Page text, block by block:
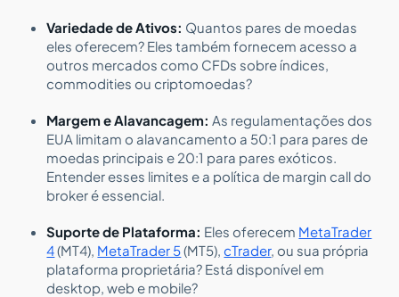
Variedade de Ativos: Quantos pares de moedas
eles oferecem? Eles também fornecem acesso a
outros mercados como CFDs sobre índices,
commodities ou criptomoedas?
Margem e Alavancagem: As regulamentações dos
EUA limitam o alavancamento a 50:1 para pares de
moedas principais e 20:1 para pares exóticos.
Entender esses limites e a política de margin call do
broker é essencial.
Suporte de Plataforma: Eles oferecem MetaTrader
4(MT4), MetaTrader 5(MT5),cTrader, ou sua própria
plataforma proprietária? Está disponível em
desktop, web e mobile?